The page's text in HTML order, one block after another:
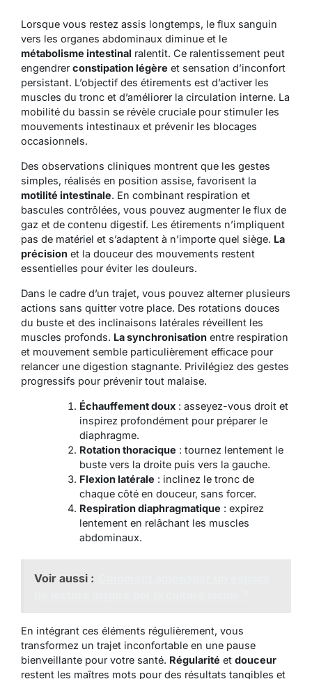
Lorsque vous restez assis longtemps, le flux sanguin
vers les organes abdominaux diminue et le
métabolisme intestinal ralentit. Ce ralentissement peut
engendrerconstipation légère et sensation d’inconfort
persistant. L’objectif des étirements est d’activer les
muscles du tronc et d’améliorer la circulation interne. La
mobilité du bassin se révèle cruciale pour stimuler les
mouvements intestinaux et prévenir les blocages
occasionnels.
Des observations cliniques montrent que les gestes
simples, réalisés en position assise, favorisent la
motilité intestinale. En combinant respiration et
bascules contrôlées, vous pouvez augmenter le flux de
gaz et de contenu digestif. Les étirements n’impliquent
pas de matériel et s’adaptent à n’importe quel siège. La
précision et la douceur des mouvements restent
essentielles pour éviter les douleurs.
Dans le cadre d’un trajet, vous pouvez alterner plusieurs
actions sans quitter votre place. Des rotations douces
du buste et des inclinaisons latérales réveillent les
muscles profonds. La synchronisation entre respiration
et mouvement semble particulièrement efficace pour
relancer une digestion stagnante. Privilégiez des gestes
progressifs pour prévenir tout malaise.
Échauffement doux: asseyez-vous droit et
inspirez profondément pour préparer le
diaphragme.
Rotation thoracique : tournez lentement le
buste vers la droite puis vers la gauche.
Flexion latérale : inclinez le tronc de
chaque côté en douceur, sans forcer.
Respiration diaphragmatique : expirez
lentement en relâchant les muscles
abdominaux.
Voir aussi :
En intégrant ces éléments régulièrement, vous
transformez un trajet inconfortable en une pause
bienveillante pour votre santé. Régularité et douceur
restent les maîtres mots pour des résultats tangibles et